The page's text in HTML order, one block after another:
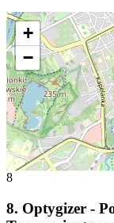
+
−
8
8. Optygizer -